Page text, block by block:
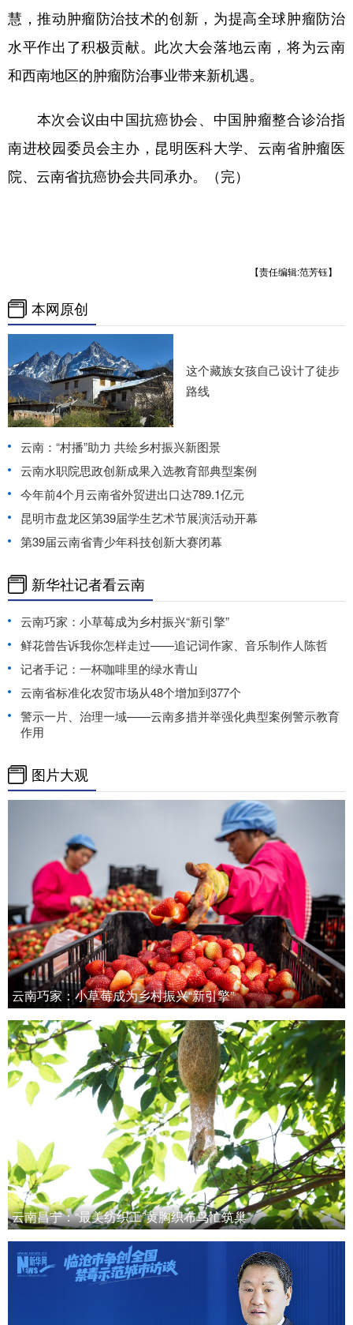
慧，推动肿瘤防治技术的创新，为提高全球肿瘤防治
水平作出了积极贡献。此次大会落地云南，将为云南
和西南地区的肿瘤防治事业带来新机遇。
本次会议由中国抗癌协会、中国肿瘤整合诊治指
南进校园委员会主办，昆明医科大学、云南省肿瘤医
院、云南省抗癌协会共同承办。（完）
【责任编辑:范芳钰】
本网原创
这个藏族女孩自己设计了徒步
路线
云南：“村播”助力 共绘乡村振兴新图景
云南水职院思政创新成果入选教育部典型案例
今年前4个月云南省外贸进出口达789.1亿元
昆明市盘龙区第39届学生艺术节展演活动开幕
第39届云南省青少年科技创新大赛闭幕
新华社记者看云南
云南巧家：小草莓成为乡村振兴“新引擎”
鲜花曾告诉我你怎样走过——追记词作家、音乐制作人陈哲
记者手记：一杯咖啡里的绿水青山
云南省标准化农贸市场从48个增加到377个
警示一片、治理一域——云南多措并举强化典型案例警示教育
作用
图片大观
云南巧家：小草莓成为乡村振兴“新引擎”
云南昌宁：“最美纺织工”黄胸织布鸟忙筑巢